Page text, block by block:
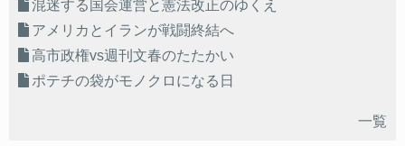
混迷する国会運営と憲法改正のゆくえ
アメリカとイランが戦闘終結へ
高市政権vs週刊文春のたたかい
ポテチの袋がモノクロになる日
一覧